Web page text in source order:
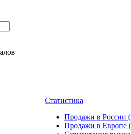
Статистика
Продажи в России
Продажи в Европе